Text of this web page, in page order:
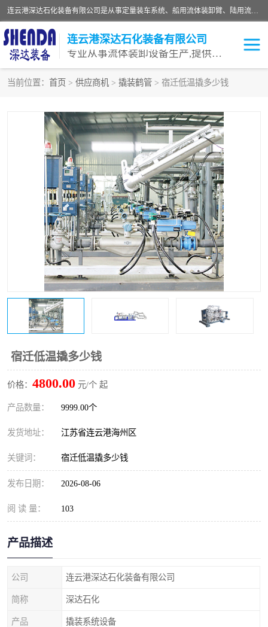
连云港深达石化装备有限公司是从事定量装车系统、船用流体装卸臂、陆用流体装卸臂（鹤管）、活动梯、钢构平台等全系列流体装卸设备的设计、制造、销售以及服务的专业供应商。公司始终以客户为中心，密切跟踪国内外油气储运及装卸设备先进技术的发展，以先进的技术、优质的产品、一流的服务，满足客户需求。
连云港深达石化装备有限公司
专业从事流体装卸设备生产,提供全面解决方案，生产与定制服务
当前位置： 首页 > 供应商机 > 撬装鹤管 > 宿迁低温撬多少钱
宿迁低温撬多少钱
价格： 4800.00 元/个 起
产品数量： 9999.00个
发货地址： 江苏省连云港海州区
关键词： 宿迁低温撬多少钱
发布日期： 2026-08-06
阅 读 量： 103
产品描述
公司 连云港深达石化装备有限公司
简称 深达石化
产品 撬装系统设备
卸车鹤管 LNG鹤管
液氨装鹤管 潜油泵鹤管
流体装卸臂 输油臂
撬装鹤管 汽车鹤管
火车鹤管